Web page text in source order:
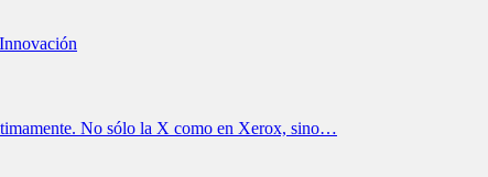
Innovación
No sólo la X como en Xerox, sino…